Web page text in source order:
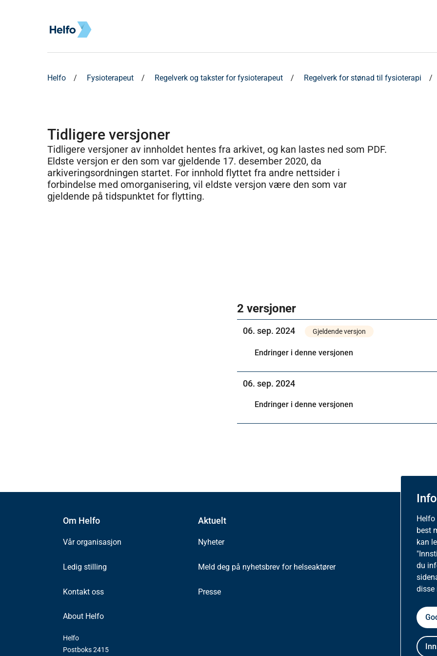
Helfo
best
kan
du
disse
Helfo Fysioterapeut Regelverk og takster for fysioterapeut Regelverk for stønad til fysioterapi
Tidligere versjoner
Tidligere versjoner av innholdet hentes fra arkivet, og kan lastes ned som PDF.
Eldste versjon er den som var gjeldende 17. desember 2020, da
arkiveringsordningen startet. For innhold flyttet fra andre nettsider i
forbindelse med omorganisering, vil eldste versjon være den som var
gjeldende på tidspunktet for flytting.
2 versjoner
06. sep. 2024 Gjeldende versjon
Endringer i denne versjonen
06. sep. 2024
Endringer i denne versjonen
Om Helfo
Vår organisasjon
Ledig stilling
Kontakt oss
About Helfo
Helfo
Postboks 2415
Aktuelt
Nyheter
Meld deg på nyhetsbrev for helseaktører
Presse
Om